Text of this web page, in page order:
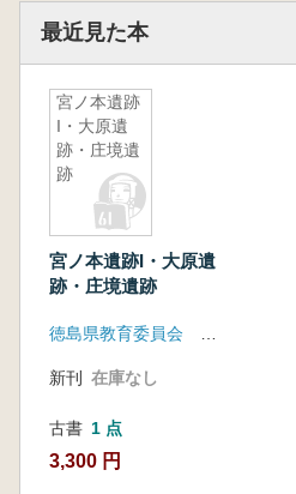
最近見た本
宮ノ本遺跡
I・大原遺
跡・庄境遺
跡
宮ノ本遺跡I・大原遺
跡・庄境遺跡
徳島県教育委員会 徳島県埋蔵文化財センター
新刊 在庫なし
古書 1 点
3,300 円